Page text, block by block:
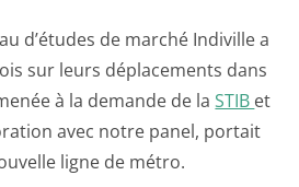
d’études de marché Indiville a
sur leurs déplacements dans
à la demande de laSTIB et
avec notre panel, portait
ligne de métro.